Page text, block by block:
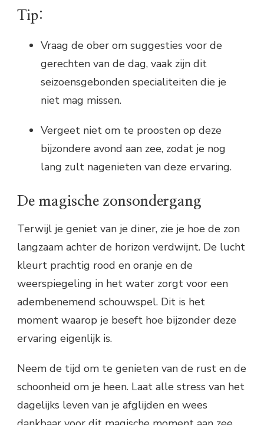
Tip:
Vraag de ober om suggesties voor de
gerechten van de dag, vaak zijn dit
seizoensgebonden specialiteiten die je
niet mag missen.
Vergeet niet om te proosten op deze
bijzondere avond aan zee, zodat je nog
lang zult nagenieten van deze ervaring.
De magische zonsondergang
Terwijl je geniet van je diner, zie je hoe de zon
langzaam achter de horizon verdwijnt. De lucht
kleurt prachtig rood en oranje en de
weerspiegeling in het water zorgt voor een
adembenemend schouwspel. Dit is het
moment waarop je beseft hoe bijzonder deze
ervaring eigenlijk is.
Neem de tijd om te genieten van de rust en de
schoonheid om je heen. Laat alle stress van het
dagelijks leven van je afglijden en wees